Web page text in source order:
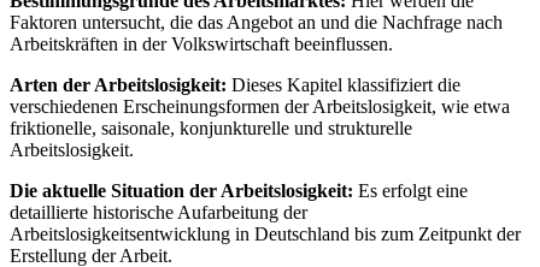
Faktoren untersucht, die das Angebot an und die Nachfrage nach
Arbeitskräften in der Volkswirtschaft beeinflussen.
Arten der Arbeitslosigkeit: Dieses Kapitel klassifiziert die
verschiedenen Erscheinungsformen der Arbeitslosigkeit, wie etwa
friktionelle, saisonale, konjunkturelle und strukturelle
Arbeitslosigkeit.
Die aktuelle Situation der Arbeitslosigkeit: Es erfolgt eine
detaillierte historische Aufarbeitung der
Arbeitslosigkeitsentwicklung in Deutschland bis zum Zeitpunkt der
Erstellung der Arbeit.